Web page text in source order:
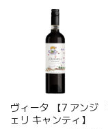
ヴィータ 【7 アンジ
ェリ キャンティ】